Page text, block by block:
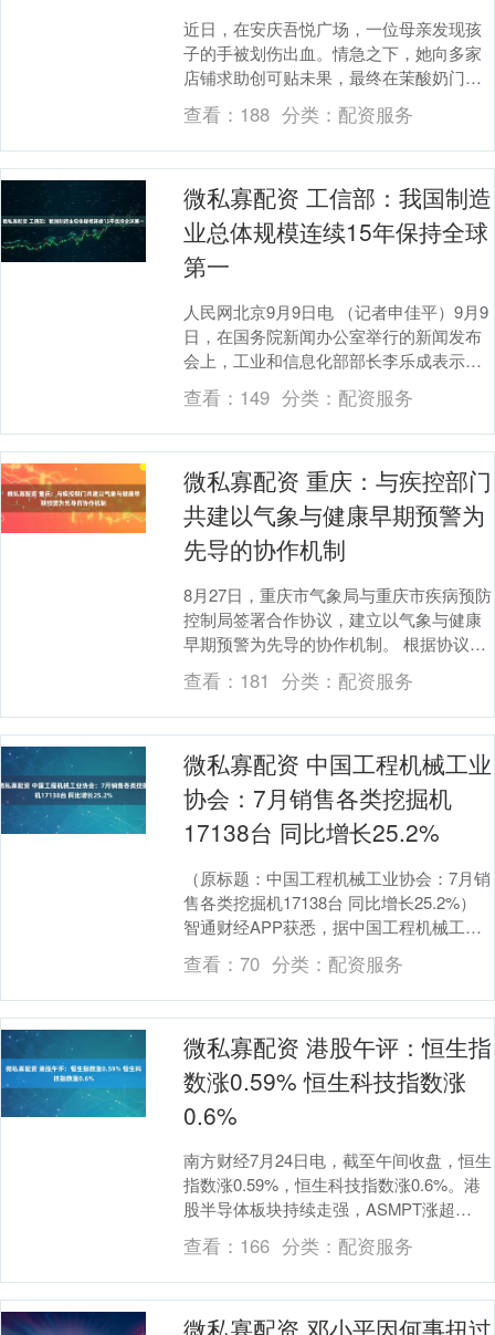
近日，在安庆吾悦广场，一位母亲发现孩
子的手被划伤出血。情急之下，她向多家
店铺求助创可贴未果，最终在茉酸奶门店
得到收银员的及时帮助。该员工取出自备
的创可贴，为孩子....
查看： 188 分类： 配资服务
微私寡配资 工信部：我国制造
业总体规模连续15年保持全球
第一
人民网北京9月9日电 （记者申佳平）9月9
日，在国务院新闻办公室举行的新闻发布
会上，工业和信息化部部长李乐成表示，
我国制造业增加值占全球比重已接近
30%，总体规....
查看： 149 分类： 配资服务
微私寡配资 重庆：与疾控部门
共建以气象与健康早期预警为
先导的协作机制
8月27日，重庆市气象局与重庆市疾病预防
控制局签署合作协议，建立以气象与健康
早期预警为先导的协作机制。 根据协议，
双方将以提升气候变化健康风险防范和综
合干预能力....
查看： 181 分类： 配资服务
微私寡配资 中国工程机械工业
协会：7月销售各类挖掘机
17138台 同比增长25.2%
（原标题：中国工程机械工业协会：7月销
售各类挖掘机17138台 同比增长25.2%）
智通财经APP获悉，据中国工程机械工业
协会对挖掘机主要制造企业统计，202....
查看：70 分类： 配资服务
微私寡配资 港股午评：恒生指
数涨0.59% 恒生科技指数涨
0.6%
南方财经7月24日电，截至午间收盘，恒生
指数涨0.59%，恒生科技指数涨0.6%。港
股半导体板块持续走强，ASMPT涨超
9%，华虹半导体涨超6%，中芯国际、上
海....
查看： 166 分类： 配资服务
微私寡配资 邓小平因何事扭过